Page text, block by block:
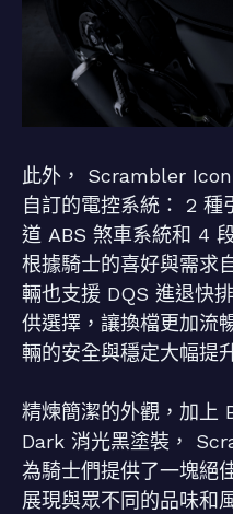
此外， Scrambler
自訂的電控系統： 2 種
道 ABS 煞車系統和 4
根據騎士的喜好與需求
輛也支援 DQS 進退快
供選擇，讓換檔更加流
輛的安全與穩定大幅提
精煉簡潔的外觀，加上
Dark 消光黑塗裝，
為騎士們提供了一塊絕
展現與眾不同的品味和